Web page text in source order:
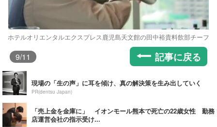
ホテルオリエンタルエクスプレス鹿児島天文館の田中裕貴料飲部チーフ
9/11 記事に戻る
現場の「生の声」に耳を傾け、真の解決策を生み出していく
PR(dentsu Japan)
「売上金を金庫に」 イオンモール熊本で死亡の22歳女性 勤務
店運営会社の指示受け...